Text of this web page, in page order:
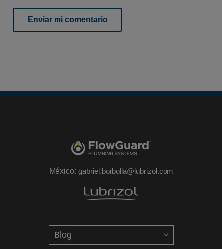
México: gabriel.borbolla@lubrizol.com